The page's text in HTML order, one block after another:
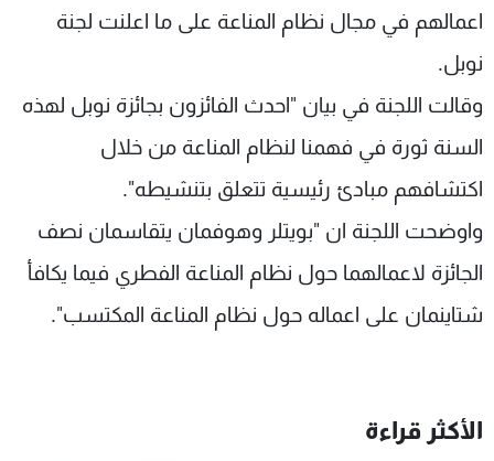
اعمالهم في مجال نظام المناعة على ما اعلنت لجنة
نوبل.
وقالت اللجنة في بيان "احدث الفائزون بجائزة نوبل لهذه
السنة ثورة في فهمنا لنظام المناعة من خلال
اكتشافهم مبادئ رئيسية تتعلق بتنشيطه".
واوضحت اللجنة ان "بويتلر وهوفمان يتقاسمان نصف
الجائزة لاعمالهما حول نظام المناعة الفطري فيما يكافأ
شتاينمان على اعماله حول نظام المناعة المكتسب".
الأكثر قراءة
كأس العالم
البرامج
جدول البرامج
شاهد البرامج
عن MTV
الإنـتـاج
لاعلاناتكم
وظائف
تواصل معنا
شروط الإسـتخدام